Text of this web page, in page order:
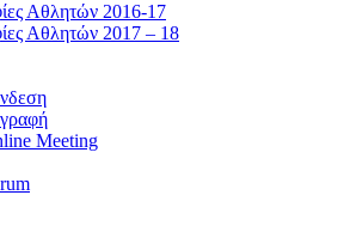
Αθλητών 2016-17
Αθλητών 2017 – 18
Meeting